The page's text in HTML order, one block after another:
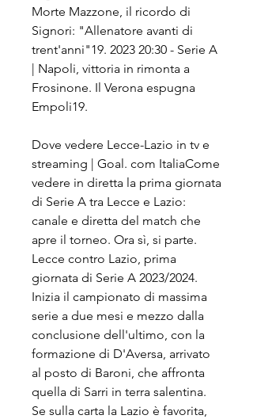
Morte Mazzone, il ricordo di
Signori: "Allenatore avanti di
trent'anni"19. 2023 20:30 - Serie A
| Napoli, vittoria in rimonta a
Frosinone. Il Verona espugna
Empoli19.
Dove vedere Lecce-Lazio in tv e
streaming | Goal. com ItaliaCome
vedere in diretta la prima giornata
di Serie A tra Lecce e Lazio:
canale e diretta del match che
apre il torneo. Ora sì, si parte.
Lecce contro Lazio, prima
giornata di Serie A 2023/2024.
Inizia il campionato di massima
serie a due mesi e mezzo dalla
conclusione dell'ultimo, con la
formazione di D'Aversa, arrivato
al posto di Baroni, che affronta
quella di Sarri in terra salentina.
Se sulla carta la Lazio è favorita,